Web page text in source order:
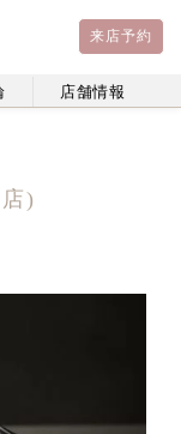
来店予約
店舗情報
)